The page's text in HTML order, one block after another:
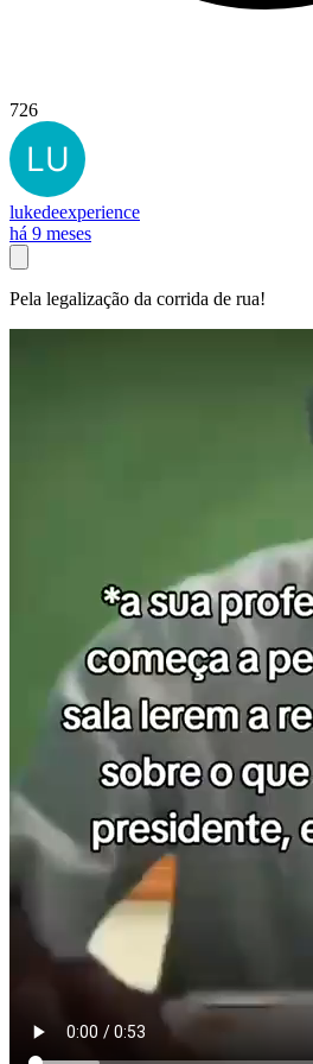
726
lukedeexperience
há 9 meses
Pela legalização da corrida de rua!